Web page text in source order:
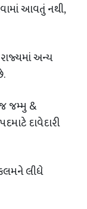
આવતું નથી,
અન્ય
જમ્મુ&
દાવેદારી
લીધે